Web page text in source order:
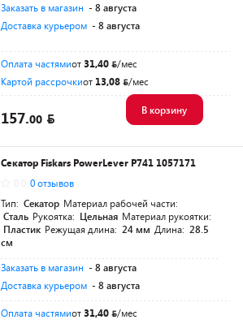
Заказать в магазин - 8 августа
Доставка курьером - 8 августа
Оплата частямиот31,40
/мес
Картой рассрочкиот 13,08 /мес
157.00
В корзину
Секатор Fiskars PowerLever P741 1057171
0 отзывов
Тип: Секатор Материал рабочей части:
Сталь Рукоятка: Цельная Материал рукоятки:
Пластик Режущая длина: 24 мм Длина: 28.5
см
Заказать в магазин - 8 августа
Доставка курьером - 8 августа
Оплата частямиот31,40 /мес